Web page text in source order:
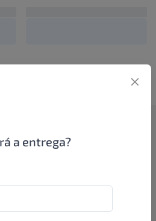
a entrega?
direto das indústrias de
E o melhor: você continua
parceiros e encontra novos
vez com mais praticidade e